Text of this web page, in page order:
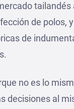
de polos,
de
no es lo
decisiones al